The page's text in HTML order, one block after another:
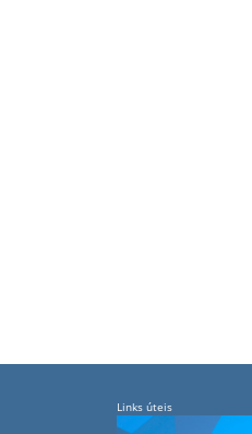
Links úteis